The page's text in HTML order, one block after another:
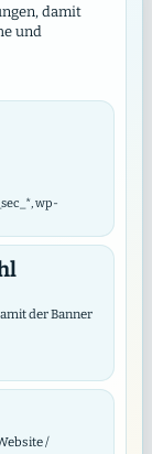
Auftritt,
online.
Baptisten
damit
und
wp-
der Banner
/